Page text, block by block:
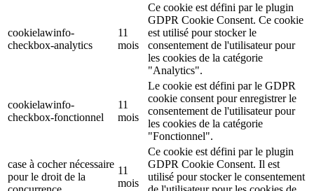
cookielawinfo-
checkbox-analytics
11
mois
Ce cookie est défini par le plugin
GDPR Cookie Consent. Ce cookie
est utilisé pour stocker le
consentement de l'utilisateur pour
les cookies de la catégorie
"Analytics".
cookielawinfo-
checkbox-fonctionnel
11
mois
Le cookie est défini par le GDPR
cookie consent pour enregistrer le
consentement de l'utilisateur pour
les cookies de la catégorie
"Fonctionnel".
case à cocher nécessaire
pour le droit de la
11
mois
Ce cookie est défini par le plugin
GDPR Cookie Consent. Il est
utilisé pour stocker le consentement